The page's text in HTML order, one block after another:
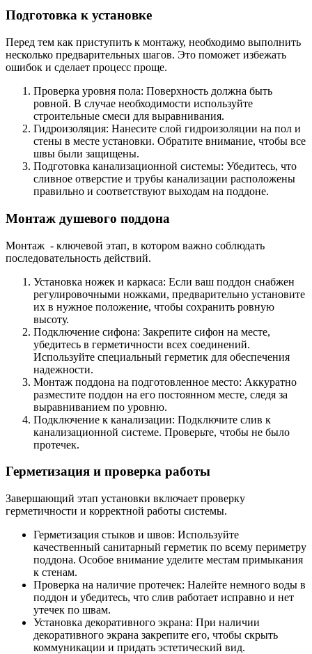
Подготовка к установке
Перед тем как приступить к монтажу, необходимо выполнить
несколько предварительных шагов. Это поможет избежать
ошибок и сделает процесс проще.
Проверка уровня пола: Поверхность должна быть
ровной. В случае необходимости используйте
строительные смеси для выравнивания.
Гидроизоляция: Нанесите слой гидроизоляции на пол и
стены в месте установки. Обратите внимание, чтобы все
швы были защищены.
Подготовка канализационной системы: Убедитесь, что
сливное отверстие и трубы канализации расположены
правильно и соответствуют выходам на поддоне.
Монтаж душевого поддона
Монтаж - ключевой этап, в котором важно соблюдать
последовательность действий.
Установка ножек и каркаса: Если ваш поддон снабжен
регулировочными ножками, предварительно установите
их в нужное положение, чтобы сохранить ровную
высоту.
Подключение сифона: Закрепите сифон на месте,
убедитесь в герметичности всех соединений.
Используйте специальный герметик для обеспечения
надежности.
Монтаж поддона на подготовленное место: Аккуратно
разместите поддон на его постоянном месте, следя за
выравниванием по уровню.
Подключение к канализации: Подключите слив к
канализационной системе. Проверьте, чтобы не было
протечек.
Герметизация и проверка работы
Завершающий этап установки включает проверку
герметичности и корректной работы системы.
Герметизация стыков и швов: Используйте
качественный санитарный герметик по всему периметру
поддона. Особое внимание уделите местам примыкания
к стенам.
Проверка на наличие протечек: Налейте немного воды в
поддон и убедитесь, что слив работает исправно и нет
утечек по швам.
Установка декоративного экрана: При наличии
декоративного экрана закрепите его, чтобы скрыть
коммуникации и придать эстетический вид.